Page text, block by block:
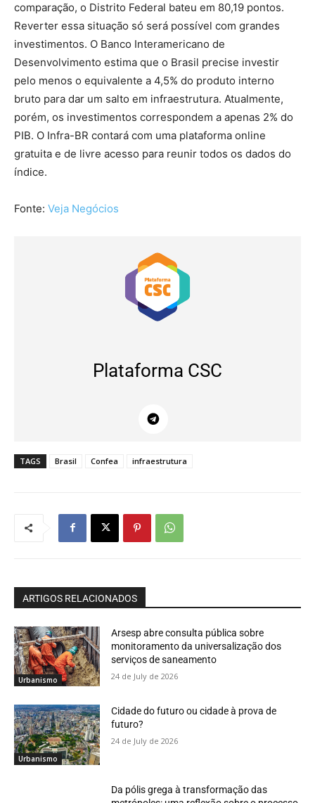
comparação, o Distrito Federal bateu em 80,19 pontos.
Reverter essa situação só será possível com grandes
investimentos. O Banco Interamericano de
Desenvolvimento estima que o Brasil precise investir
pelo menos o equivalente a 4,5% do produto interno
bruto para dar um salto em infraestrutura. Atualmente,
porém, os investimentos correspondem a apenas 2% do
PIB. O Infra-BR contará com uma plataforma online
gratuita e de livre acesso para reunir todos os dados do
índice.
Fonte: Veja Negócios
Plataforma CSC
TAGS Brasil Confea infraestrutura
ARTIGOS RELACIONADOS
Urbanismo
Arsesp abre consulta pública sobre
monitoramento da universalização dos
serviços de saneamento
24 de July de 2026
Urbanismo
Cidade do futuro ou cidade à prova de
futuro?
24 de July de 2026
Da pólis grega à transformação das